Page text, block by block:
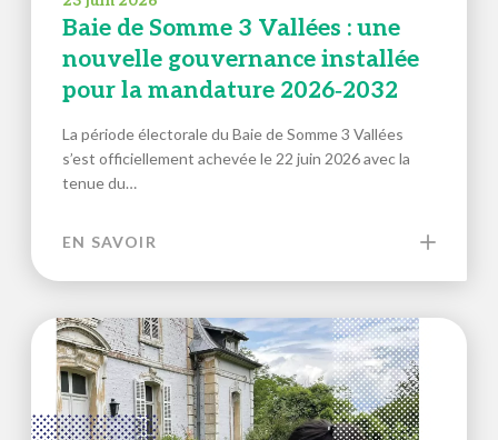
Baie de Somme 3 Vallées : une
nouvelle gouvernance installée
pour la mandature 2026‑2032
La période électorale du Baie de Somme 3 Vallées
s’est officiellement achevée le 22 juin 2026 avec la
tenue du…
EN SAVOIR